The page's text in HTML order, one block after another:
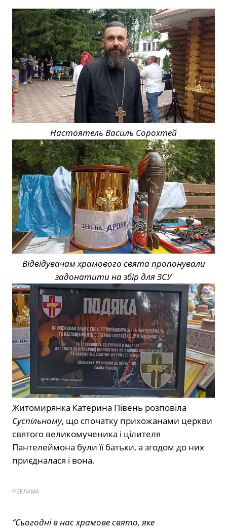
Настоятель Василь Сорохтей
Відвідувачам храмового свята пропонували
задонатити на збір для ЗСУ
Житомирянка Катерина Півень розповіла
Суспільному, що спочатку прихожанами церкви
святого великомученика і цілителя
Пантелеймона були її батьки, а згодом до них
приєдналася і вона.
РЕКЛАМА
“Сьогодні в нас храмове свято, яке